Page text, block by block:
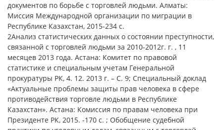
документов по борьбе с торговлей людьми. Алматы:
Миссия Международной организации по миграции в
Республике Казахстан, 2015-234 с.
2Анализ статистических данных о состоянии преступности,
связанной с торговлей людьми за 2010-2012г. г. , 11
месяцев 2013 года. Астана: Комитет по правовой
статистике и специальным учетам Генеральной
прокуратуры РК, 4. 12. 2013 г. – С. 9; Специальный доклад
«Актуальные проблемы защиты прав человека в сфере
противодействия торговле людьми в Республике
Казахстан». Астана: Комиссия по правам человека при
Президенте РК, 2015. -170 с. ; Обобщение судебной